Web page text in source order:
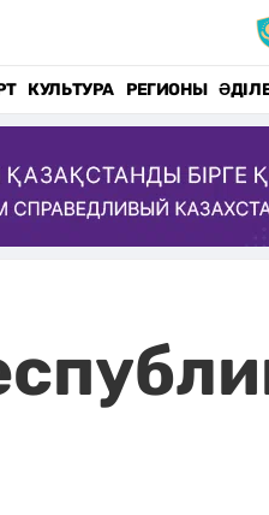
КУЛЬТУРА РЕГИОНЫ